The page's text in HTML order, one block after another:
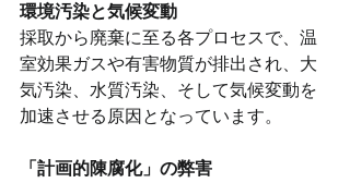
環境汚染と気候変動
採取から廃棄に至る各プロセスで、温
室効果ガスや有害物質が排出され、大
気汚染、水質汚染、そして気候変動を
加速させる原因となっています。
「計画的陳腐化」の弊害